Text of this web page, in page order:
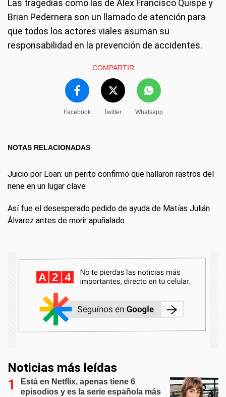
Las tragedias como las de Alex Francisco Quispe y
Brian Pedernera son un llamado de atención para
que todos los actores viales asuman su
responsabilidad en la prevención de accidentes.
COMPARTIR
Facebook Twitter Whatsapp
NOTAS RELACIONADAS
Juicio por Loan: un perito confirmó que hallaron rastros del
nene en un lugar clave
Así fue el desesperado pedido de ayuda de Matías Julián
Álvarez antes de morir apuñalado
Noticias más leídas
Está en Netflix, apenas tiene 6
episodios y es la serie española más